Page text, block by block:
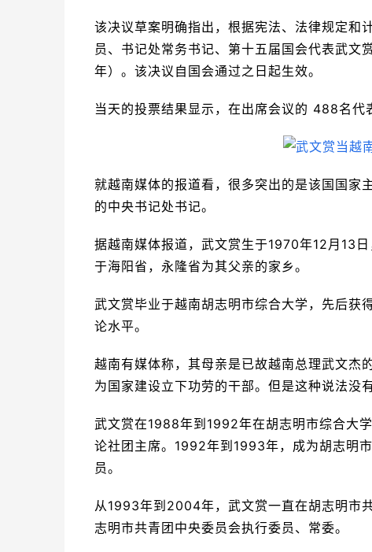
该决议草案明确指出，根据宪法、法律规定和
员、书记处常务书记、第十五届国会代表武
年）。该决议自国会通过之日起生效。
当天的投票结果显示，在出席会议的 488名
就越南媒体的报道看，很多突出的是该国国家
的中央书记处书记。
据越南媒体报道，武文赏生于1970年12月13
于海阳省，永隆省为其父亲的家乡。
武文赏毕业于越南胡志明市综合大学，先后获
论水平。
越南有媒体称，其母亲是已故越南总理武文杰
为国家建设立下功劳的干部。但是这种说法没
武文赏在1988年到1992年在胡志明市综合大
论社团主席。1992年到1993年，成为胡志明
员。
从1993年到2004年，武文赏一直在胡志明市
志明市共青团中央委员会执行委员、常委。